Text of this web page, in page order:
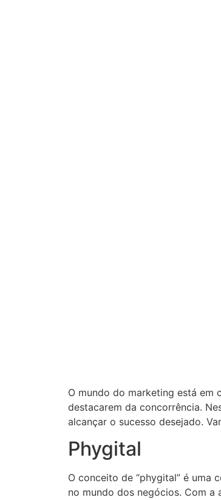
O mundo do marketing está em
destacarem da concorrência.
alcançar o sucesso desejado.
Phygital
O conceito de “phygital” é uma
no mundo dos negócios. Com